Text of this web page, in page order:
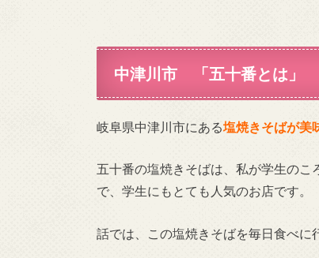
中津川市 「五十番とは」
岐阜県中津川市にある塩焼きそばが美
五十番の塩焼きそばは、私が学生の
で、学生にもとても人気のお店です。
話では、この塩焼きそばを毎日食べに